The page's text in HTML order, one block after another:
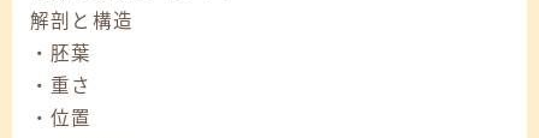
解剖と構造
・胚葉
・重さ
・位置